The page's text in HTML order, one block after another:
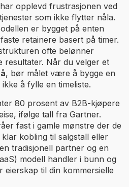
opplevd frustrasjonen ved
som ikke flytter nåla.
er bygget på enten
retainere basert på timer.
ofte belønner
resultater. Når du velger et
, bør målet være å bygge en
å fylle en timeliste.
80 prosent av B2B-kjøpere
ifølge tall fra Gartner.
fast i gamle mønstre der de
kobling til salgstall eller
tradisjonell partner og en
modell handler i bunn og
til din kommersielle